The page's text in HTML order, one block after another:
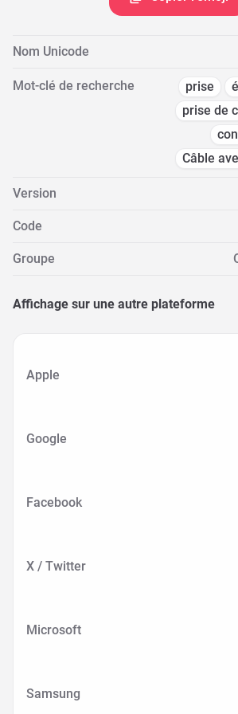
Nom Unicode
Mot-clé de recherche prise
prise de
Câble
Version
Code
Groupe
Affichage sur une autre plateforme
Apple
Google
Facebook
X / Twitter
Microsoft
Samsung